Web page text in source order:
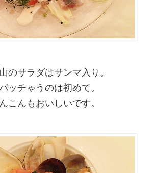
のサラダはサンマ入り。
ッチゃうのは初めて。
こんもおいしいです。